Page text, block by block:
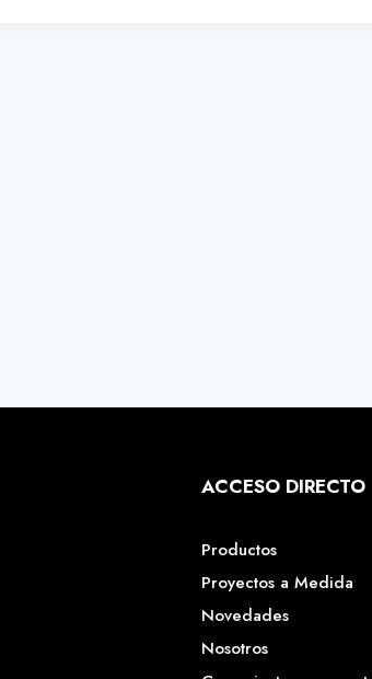
ACCESO DIRECTO
Productos
Proyectos a Medida
Novedades
Nosotros